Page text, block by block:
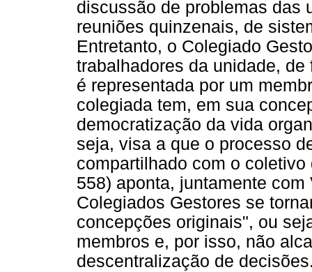
discussão de problemas das
reuniões quinzenais, de
Entretanto, o Colegiado
trabalhadores da unidade,
é representada por um
colegiada tem, em sua
democratização da vida
seja, visa a que o processo
compartilhado com o
558) aponta, juntamente
Colegiados Gestores se
concepções originais", ou
membros e, por isso, não
descentralização de